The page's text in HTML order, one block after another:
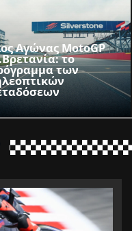
Αγώνας MotoGP
το
των